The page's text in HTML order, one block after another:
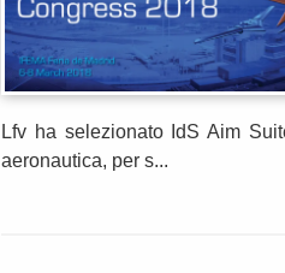
Lfv ha selezionato IdS Aim
aeronautica, per s...